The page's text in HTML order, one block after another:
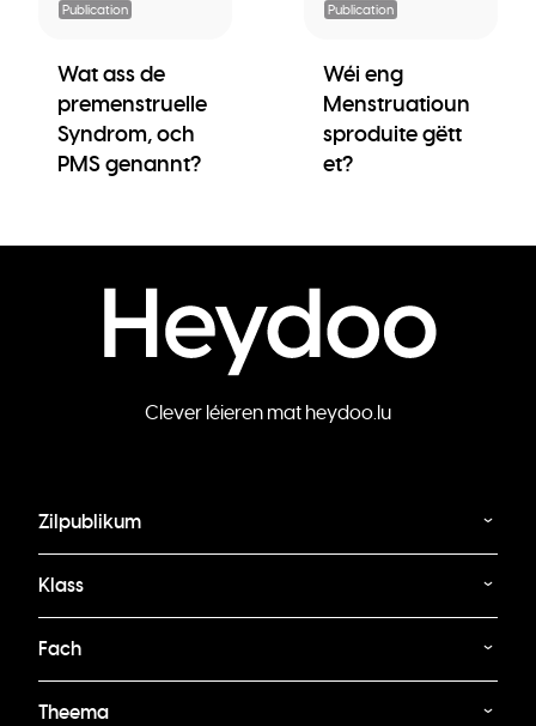
Publication
Wat ass de
premenstruelle
Syndrom, och
PMS genannt?
Publication
Wéi eng
Menstruatioun
sproduite gëtt
et?
Clever léieren mat heydoo.lu
Zilpublikum
Klass
Fach
Theema